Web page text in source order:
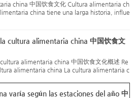
china 中国饮食文化 Cultura alimentaria ch
china tiene una larga historia, influe
cultura alimentaria china 中国饮食文
alimentaria china 中国饮食文化概述 Re
alimentaria china La cultura alimentaria c
varía según las estaciones del año 中